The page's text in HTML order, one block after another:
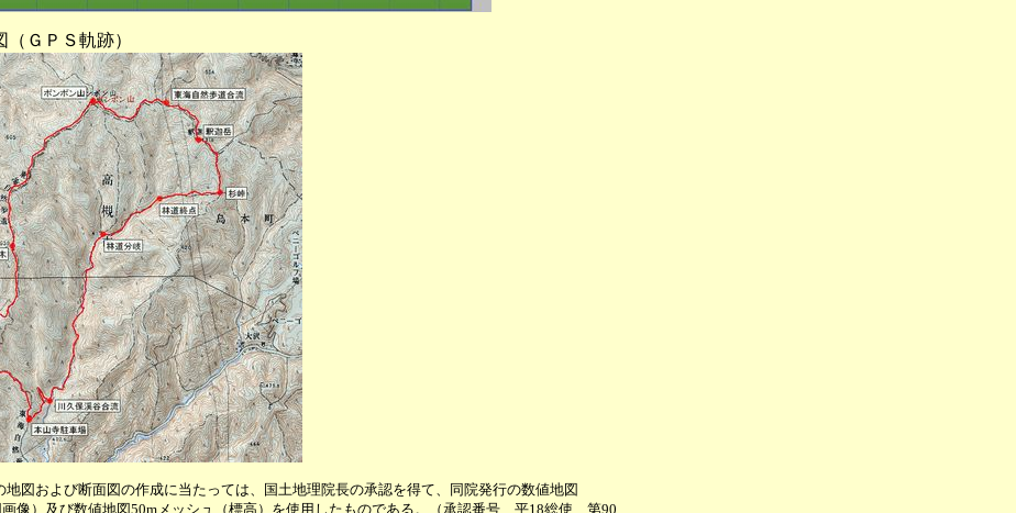
ＰＳ軌跡）
地図および断面図の作成に当たっては、国土地理院長の承認を得て、同院発行の数値地図
像）及び数値地図50mメッシュ（標高）を使用したものである。（承認番号 平18総使、第90